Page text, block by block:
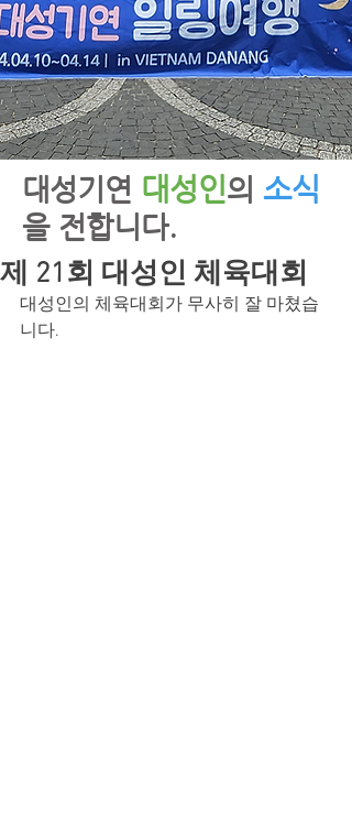
​대성기연 대성인의 소식
을 전합니다.
제 21회 대성인 체육대회
대성인의 체육대회가 무사히 잘 마쳤습
니다.